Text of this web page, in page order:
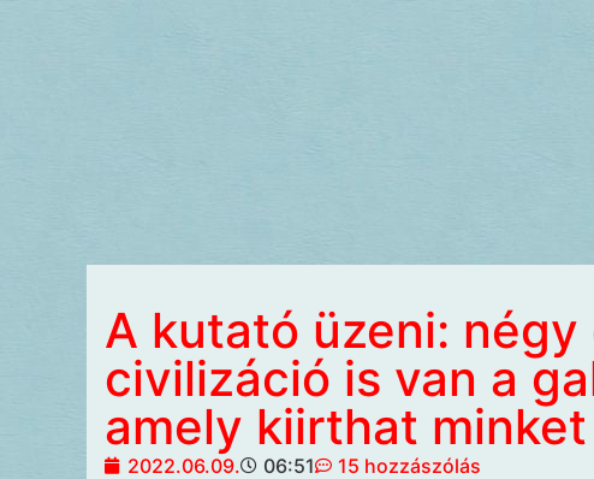
A kutató üzeni: négy
civilizáció is van a
amely kiirthat minket
2022.06.09. 06:51
15 hozzászólás